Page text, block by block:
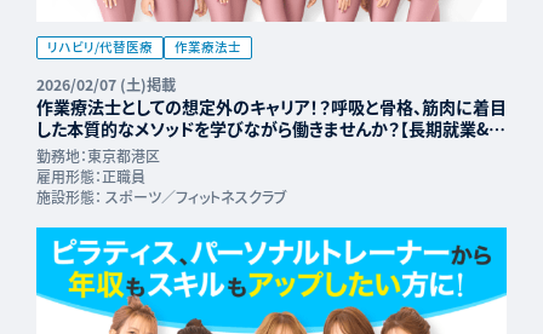
リハビリ/代替医療 作業療法士
2026/02/07 (土)掲載
作業療法士としての想定外のキャリア！？呼吸と骨格、筋肉に着目
した本質的なメソッドを学びながら働きませんか？【長期就業&年
収UP可能】
勤務地：東京都港区
雇用形態：正職員
施設形態： スポーツ／フィットネスクラブ